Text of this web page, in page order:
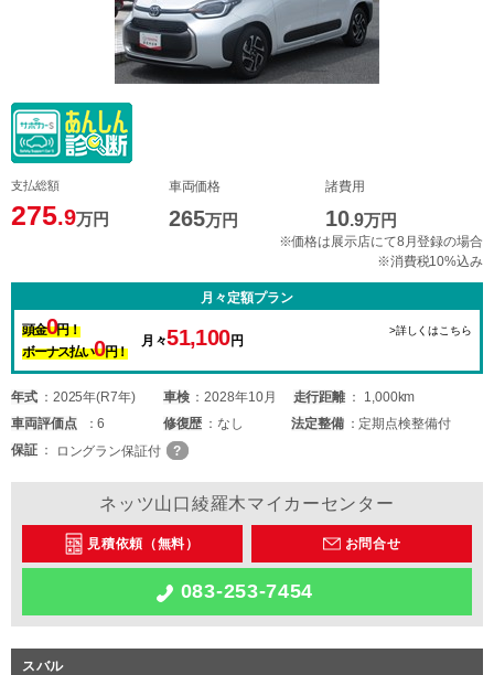
支払総額
275.9万円
車両価格
265万円
諸費用
10.9万円
※価格は展示店にて8月登録の場合
※消費税10%込み
月々定額プラン
頭金0円！
ボーナス払い0円！
月々51,100円
>詳しくはこちら
年式 2025年(R7年) 車検 2028年10月 走行距離
1,000km
車両評価点 6 修復歴 なし 法定整備
定期点検整備付
保証
ロングラン保証付
ネッツ山口綾羅木マイカーセンター
見積依頼（無料） お問合せ
083-253-7454
スバル